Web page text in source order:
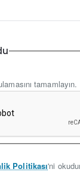
tamamlayın.
Politikası'ni